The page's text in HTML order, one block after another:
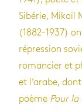
Sibérie, Mikail
(1882-1937)
répression
romancier et
et l’arabe,
poème Pour la